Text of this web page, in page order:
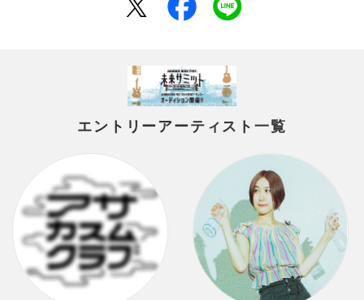
エントリーアーティスト一覧